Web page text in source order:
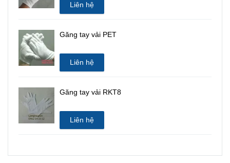
Liên hệ
Găng tay vải PET
Liên hệ
Găng tay vải RKT8
Liên hệ